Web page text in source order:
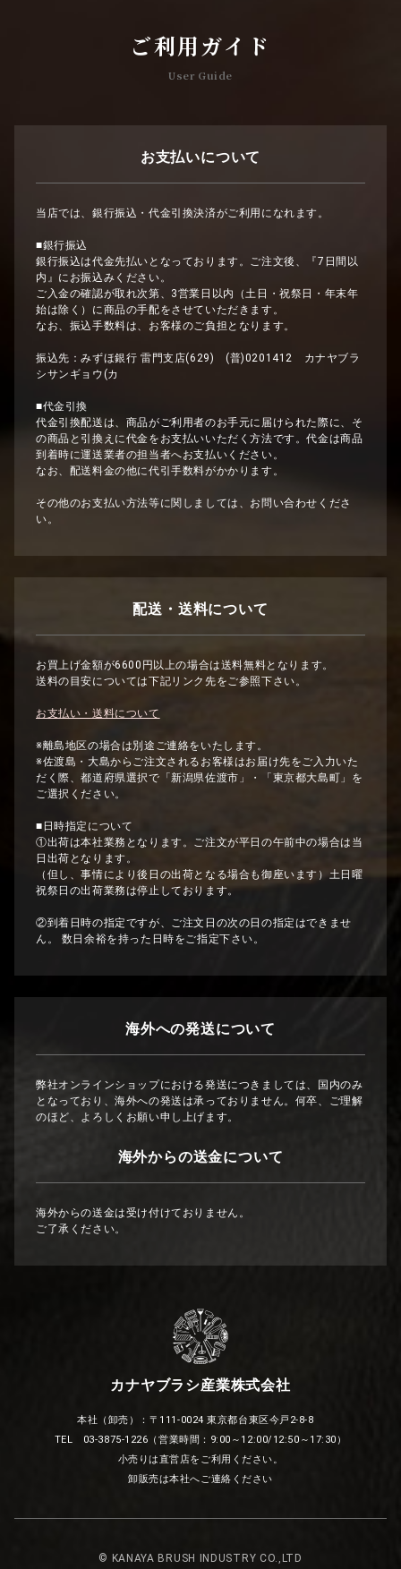
ご利用ガイド
User Guide
お支払いについて
当店では、銀行振込・代金引換決済がご利用になれます。
■銀行振込
銀行振込は代金先払いとなっております。ご注文後、『7日間以
内』にお振込みください。
ご入金の確認が取れ次第、3営業日以内（土日・祝祭日・年末年
始は除く）に商品の手配をさせていただきます。
なお、振込手数料は、お客様のご負担となります。
振込先：みずほ銀行 雷門支店(629) (普)0201412 カナヤブラ
シサンギョウ(カ
■代金引換
代金引換配送は、商品がご利用者のお手元に届けられた際に、そ
の商品と引換えに代金をお支払いいただく方法です。代金は商品
到着時に運送業者の担当者へお支払いください。
なお、配送料金の他に代引手数料がかかります。
その他のお支払い方法等に関しましては、お問い合わせくださ
い。
配送・送料について
お買上げ金額が6600円以上の場合は送料無料となります。
送料の目安については下記リンク先をご参照下さい。
お支払い・送料について
※離島地区の場合は別途ご連絡をいたします。
※佐渡島・大島からご注文されるお客様はお届け先をご入力いた
だく際、都道府県選択で「新潟県佐渡市」・「東京都大島町」を
ご選択ください。
■日時指定について
①出荷は本社業務となります。ご注文が平日の午前中の場合は当
日出荷となります。
（但し、事情により後日の出荷となる場合も御座います）土日曜
祝祭日の出荷業務は停止しております。
②到着日時の指定ですが、ご注文日の次の日の指定はできませ
ん。 数日余裕を持った日時をご指定下さい。
海外への発送について
弊社オンラインショップにおける発送につきましては、国内のみ
となっており、海外への発送は承っておりません。何卒、ご理解
のほど、よろしくお願い申し上げます。
海外からの送金について
海外からの送金は受け付けておりません。
ご了承ください。
カナヤブラシ産業株式会社
本社（卸売）：〒111-0024 東京都台東区今戸2-8-8
TEL 03-3875-1226（営業時間：9:00～12:00/12:50～17:30）
小売りは直営店をご利用ください。
卸販売は本社へご連絡ください
© KANAYA BRUSH INDUSTRY CO.,LTD